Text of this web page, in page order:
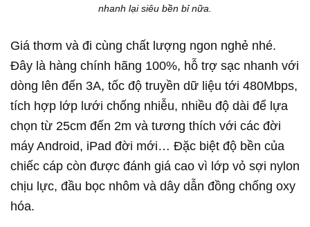
nhanh lại siêu bền bỉ nữa.
Giá thơm và đi cùng chất lượng ngon nghẻ nhé.
Đây là hàng chính hãng 100%, hỗ trợ sạc nhanh với
dòng lên đến 3A, tốc độ truyền dữ liệu tới 480Mbps,
tích hợp lớp lưới chống nhiễu, nhiều độ dài để lựa
chọn từ 25cm đến 2m và tương thích với các đời
máy Android, iPad đời mới… Đặc biệt độ bền của
chiếc cáp còn được đánh giá cao vì lớp vỏ sợi nylon
chịu lực, đầu bọc nhôm và dây dẫn đồng chống oxy
hóa.